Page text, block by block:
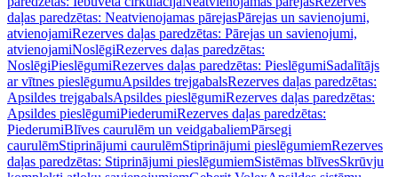
daļas paredzētas: Neatvienojamas pārejasPārejas un savienojumi,
atvienojamiRezerves daļas paredzētas: Pārejas un savienojumi,
atvienojamiNoslēgiRezerves daļas paredzētas:
NoslēgiPieslēgumiRezerves daļas paredzētas: PieslēgumiSadalītājs
ar vītnes pieslēgumuApsildes trejgabalsRezerves daļas paredzētas:
Apsildes trejgabalsApsildes pieslēgumiRezerves daļas paredzētas:
Apsildes pieslēgumiPiederumiRezerves daļas paredzētas:
PiederumiBlīves caurulēm un veidgabaliemPārsegi
caurulēmStiprinājumi caurulēmStiprinājumi pieslēgumiemRezerves
daļas paredzētas: Stiprinājumi pieslēgumiemSistēmas blīvesSkrūvju